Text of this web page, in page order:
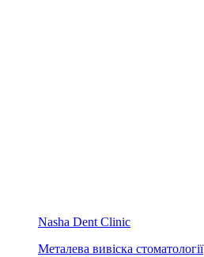
Nasha Dent Clinic
Металева вивіска стоматології